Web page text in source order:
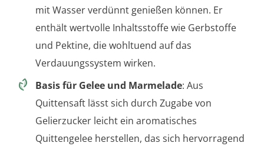
mit Wasser verdünnt genießen können. Er
enthält wertvolle Inhaltsstoffe wie Gerbstoffe
und Pektine, die wohltuend auf das
Verdauungssystem wirken.
Basis für Gelee und Marmelade: Aus
Quittensaft lässt sich durch Zugabe von
Gelierzucker leicht ein aromatisches
Quittengelee herstellen, das sich hervorragend